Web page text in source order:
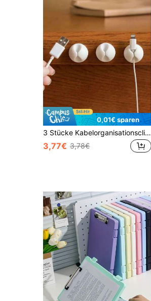
0,01€ sparen
3 Stücke Kabelorganisationsclips für Schreibtisch für Daten-/Kopfhörer-/Ladekabel, Kabeldurchführung für Nachttisch, Schulanfang
3,77€ 3,78€